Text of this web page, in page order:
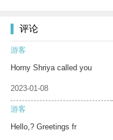
评论
游客
Horny Shriya called you
2023-01-08
游客
Hello,? Greetings fr